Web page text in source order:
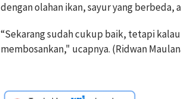
dengan olahan ikan, sayur yang berbeda,
“Sekarang sudah cukup baik, tetapi
membosankan," ucapnya. (Ridwan